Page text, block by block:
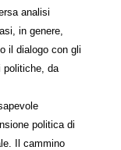
analisi
in genere,
il dialogo con gli
politiche, da
politica di
Il cammino